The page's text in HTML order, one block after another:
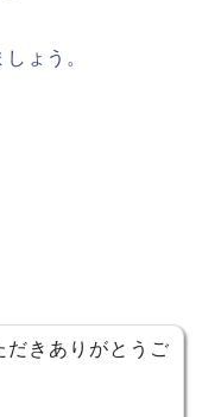
ょう。
だきありがとうご